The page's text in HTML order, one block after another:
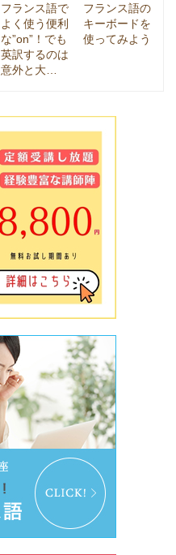
フランス語で
よく使う便利
な”on”！でも
英訳するのは
意外と大…
フランス語の
キーボードを
使ってみよう